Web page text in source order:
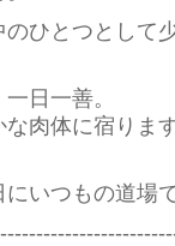
ひとつとして
日一善。
肉体に宿りま
いつもの道場